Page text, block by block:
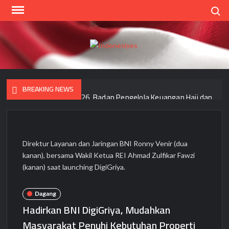
Skip
Home
BREAKING NEWS
Synergy Roadshow 2026, Badan Pengelola Keuangan Haji dan
Harapan bagi Anak dengan Penyakit Kritis untuk Terus
Melangkah Pasti
Niti Kanti, Kelompok Seniman Perempuan Hadirkan Pameran
Lolos Uji OJK, Rudi As Aturridha Jadi Wakil Dirut Bank Mandiri
Taspen
Direktur Layanan dan Jaringan BNI Ronny Venir (dua
kanan), bersama Wakil Ketua REI Ahmad Zulfikar Fawzi
(kanan) saat launching DigiGriya.
Dagang
Hadirkan BNI DigiGriya, Mudahkan
Masyarakat Penuhi Kebutuhan Properti